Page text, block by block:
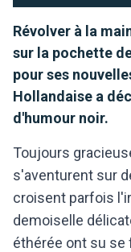
Révolver à la
sur la pochette
pour ses
Hollandaise a
d'humour noir.
Toujours
s'aventurent sur
croisent parfois
demoiselle
éthérée ont su se